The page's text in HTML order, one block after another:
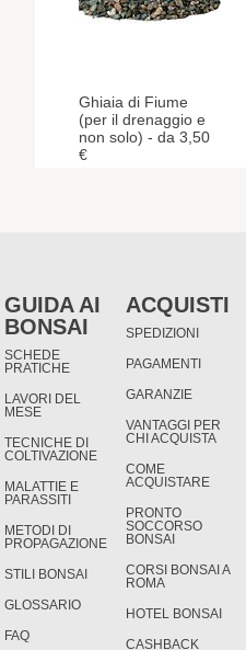
Ghiaia di Fiume
(per il drenaggio e
non solo) - da 3,50
€
GUIDA AI
BONSAI
SCHEDE
PRATICHE
LAVORI DEL
MESE
TECNICHE DI
COLTIVAZIONE
MALATTIE E
PARASSITI
METODI DI
PROPAGAZIONE
STILI BONSAI
GLOSSARIO
FAQ
ACQUISTI
SPEDIZIONI
PAGAMENTI
GARANZIE
VANTAGGI PER
CHI ACQUISTA
COME
ACQUISTARE
PRONTO
SOCCORSO
BONSAI
CORSI BONSAI A
ROMA
HOTEL BONSAI
CASHBACK